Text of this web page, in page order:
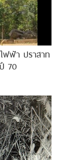
ฟฟ้า ปราสาท
70